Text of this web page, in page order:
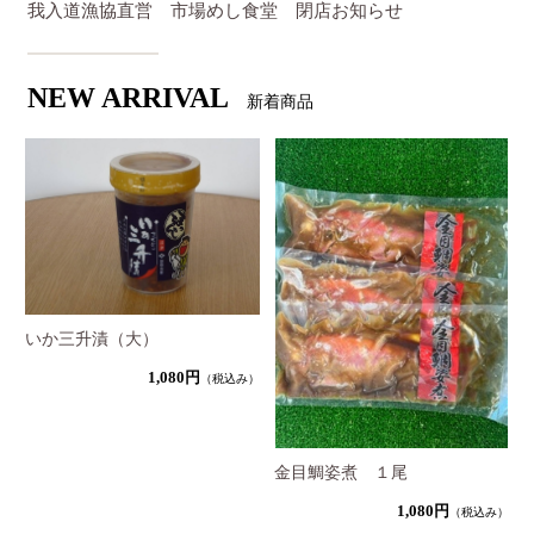
我入道漁協直営 市場めし食堂 閉店お知らせ
NEW ARRIVAL 新着商品
いか三升漬（大）
1,080円 （税込み）
金目鯛姿煮 １尾
1,080円 （税込み）